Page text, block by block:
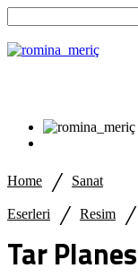
Search
input
Home / Sanat
Eserleri / Resim /
Tar Planes